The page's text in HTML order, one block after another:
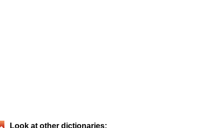
Look at other dictionaries: